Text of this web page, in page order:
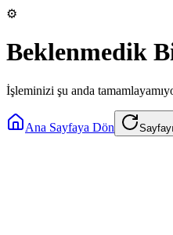
⚙️
Beklenmedik
İşleminizi şu anda
Ana Sayfaya Dön